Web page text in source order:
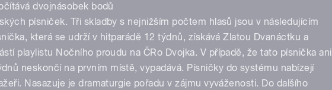
dvojnásobek bodů
písniček. Tři skladby s nejnižším počtem hlasů jsou v následujícím
která se udrží v hitparádě 12 týdnů, získává Zlatou Dvanáctku a
playlistu Nočního proudu na ČRo Dvojka. V případě, že tato písnička ani
neskončí na prvním místě, vypadává. Písničky do systému nabízejí
Nasazuje je dramaturgie pořadu v zájmu vyváženosti. Do dalšího